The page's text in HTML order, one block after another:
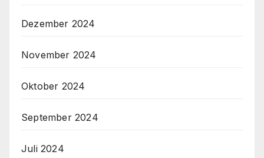
Dezember 2024
November 2024
Oktober 2024
September 2024
Juli 2024